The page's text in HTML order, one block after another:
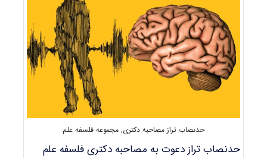
کد
۲۱۳۸
حدنصاب تراز مصاحبه دکتری, مجموعه فلسفه علم
حدنصاب تراز دعوت به مصاحبه دکتری فلسفه علم